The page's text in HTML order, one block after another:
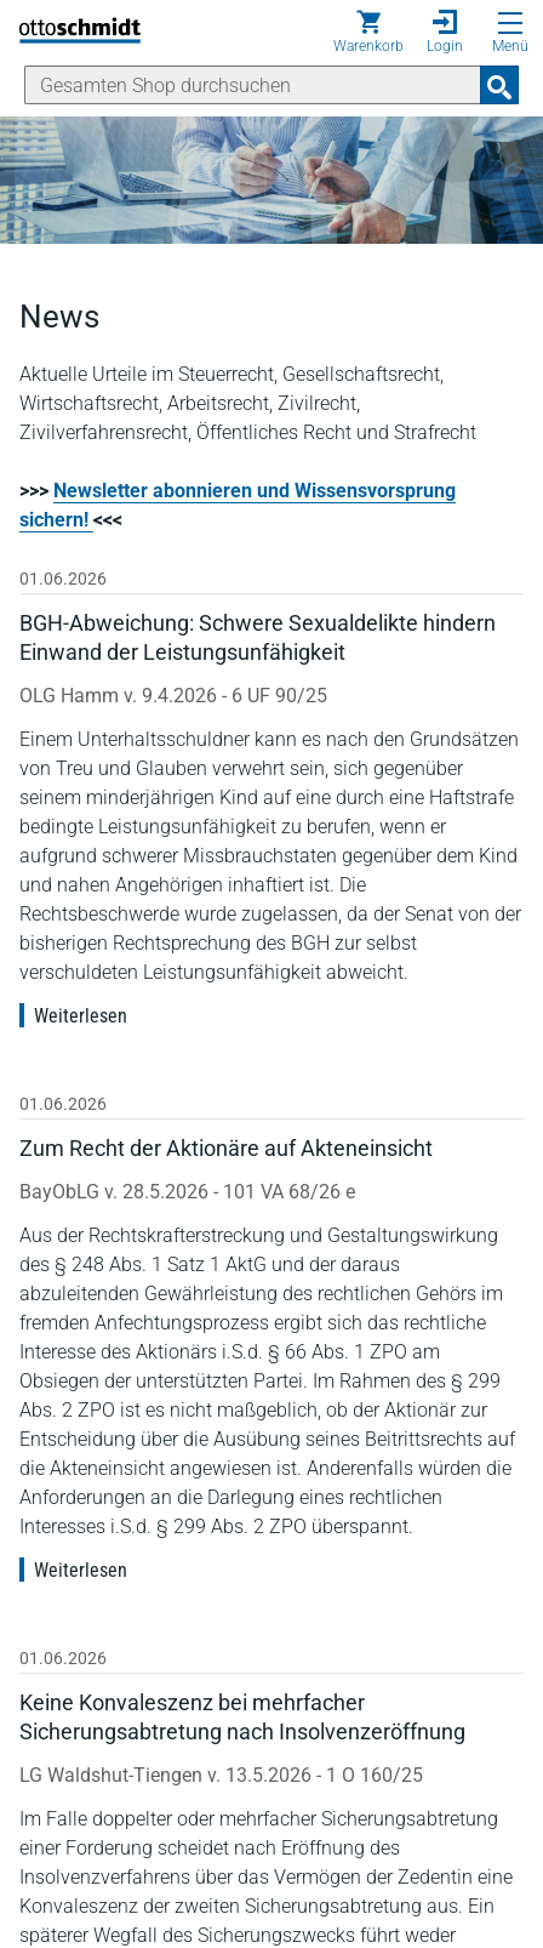
Direkt zum Inhalt
Warenkorb Login Menü
News
Aktuelle Urteile im Steuerrecht, Gesellschaftsrecht,
Wirtschaftsrecht, Arbeitsrecht, Zivilrecht,
Zivilverfahrensrecht, Öffentliches Recht und Strafrecht
>>> Newsletter abonnieren und Wissensvorsprung
sichern! <<<
01.06.2026
BGH-Abweichung: Schwere Sexualdelikte hindern
Einwand der Leistungsunfähigkeit
OLG Hamm v. 9.4.2026 - 6 UF 90/25
Einem Unterhaltsschuldner kann es nach den Grundsätzen
von Treu und Glauben verwehrt sein, sich gegenüber
seinem minderjährigen Kind auf eine durch eine Haftstrafe
bedingte Leistungsunfähigkeit zu berufen, wenn er
aufgrund schwerer Missbrauchstaten gegenüber dem Kind
und nahen Angehörigen inhaftiert ist. Die
Rechtsbeschwerde wurde zugelassen, da der Senat von der
bisherigen Rechtsprechung des BGH zur selbst
verschuldeten Leistungsunfähigkeit abweicht.
Weiterlesen
01.06.2026
Zum Recht der Aktionäre auf Akteneinsicht
BayObLG v. 28.5.2026 - 101 VA 68/26 e
Aus der Rechtskrafterstreckung und Gestaltungswirkung
des § 248 Abs. 1 Satz 1 AktG und der daraus
abzuleitenden Gewährleistung des rechtlichen Gehörs im
fremden Anfechtungsprozess ergibt sich das rechtliche
Interesse des Aktionärs i.S.d. § 66 Abs. 1 ZPO am
Obsiegen der unterstützten Partei. Im Rahmen des § 299
Abs. 2 ZPO ist es nicht maßgeblich, ob der Aktionär zur
Entscheidung über die Ausübung seines Beitrittsrechts auf
die Akteneinsicht angewiesen ist. Anderenfalls würden die
Anforderungen an die Darlegung eines rechtlichen
Interesses i.S.d. § 299 Abs. 2 ZPO überspannt.
Weiterlesen
01.06.2026
Keine Konvaleszenz bei mehrfacher
Sicherungsabtretung nach Insolvenzeröffnung
LG Waldshut-Tiengen v. 13.5.2026 - 1 O 160/25
Im Falle doppelter oder mehrfacher Sicherungsabtretung
einer Forderung scheidet nach Eröffnung des
Insolvenzverfahrens über das Vermögen der Zedentin eine
Konvaleszenz der zweiten Sicherungsabtretung aus. Ein
späterer Wegfall des Sicherungszwecks führt weder